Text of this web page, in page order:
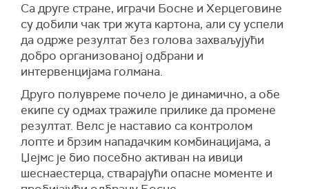
Са друге стране, играчи Босне и Херцеговине
су добили чак три жута картона, али су успели
да одрже резултат без голова захваљујући
добро организованој одбрани и
интервенцијама голмана.
Друго полувреме почело је динамично, а обе
екипе су одмах тражиле прилике да промене
резултат. Велс је наставио са контролом
лопте и брзим нападачким комбинацијама, а
Џејмс је био посебно активан на ивици
шеснаестерца, стварајући опасне моменте и